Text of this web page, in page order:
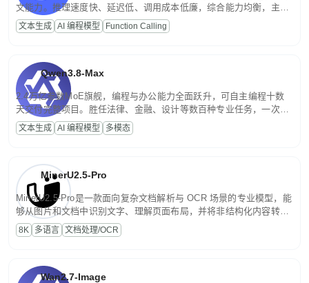
文能力。推理速度快、延迟低、调用成本低廉，综合能力均衡，主打
高并发、轻量化任务，适合日常对话、内容创作、基础 RAG、批量
文案处理等普惠刚需场景。
文本生成 AI 编程模型 Function Calling
Qwen3.8-Max
2.4万亿参数MoE旗舰，编程与办公能力全面跃升，可自主编程十数
天交付完整项目。胜任法律、金融、设计等数百种专业任务，一次对
话端到端交付生产级成果。原生视觉理解贯穿规划、执行与验证全流
程，支持超长文档与长视频的深度语义解析。长程任务中自主规划与
文本生成 AI 编程模型 多模态
MinerU2.5-Pro
MinerU2.5-Pro是一款面向复杂文档解析与 OCR 场景的专业模型，能
够从图片和文档中识别文字、理解页面布局，并将非结构化内容转换
为便于存储、检索和二次处理的结构化结果。
8K 多语言 文档处理/OCR
Wan2.7-Image